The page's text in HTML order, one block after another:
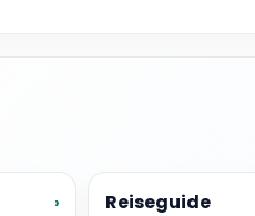
› Reiseguide